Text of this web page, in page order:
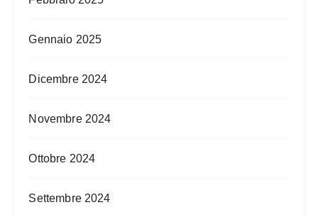
Gennaio 2025
Dicembre 2024
Novembre 2024
Ottobre 2024
Settembre 2024